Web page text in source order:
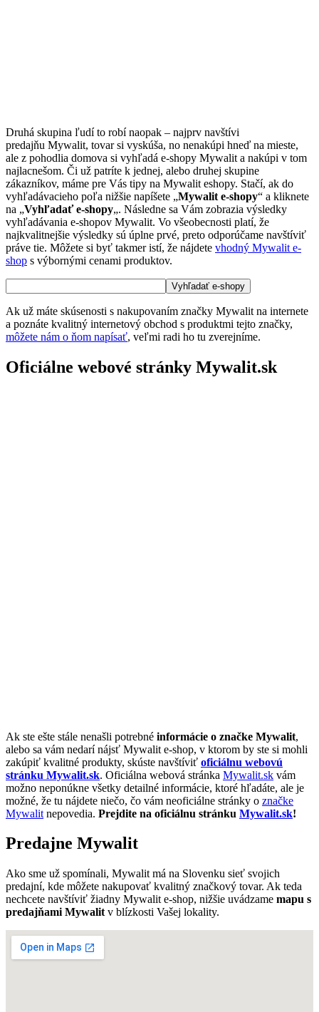
Druhá skupina ľudí to robí naopak – najprv navštívi
predajňu Mywalit, tovar si vyskúša, no nenakúpi hneď na mieste,
ale z pohodlia domova si vyhľadá e-shopy Mywalit a nakúpi v tom
najlacnešom. Či už patríte k jednej, alebo druhej skupine
zákazníkov, máme pre Vás tipy na Mywalit eshopy. Stačí, ak do
vyhľadávacieho poľa nižšie napíšete „Mywalit e-shopy“ a kliknete
na „Vyhľadať e-shopy„. Následne sa Vám zobrazia výsledky
vyhľadávania e-shopov Mywalit. Vo všeobecnosti platí, že
najkvalitnejšie výsledky sú úplne prvé, preto odporúčame navštíviť
práve tie. Môžete si byť takmer istí, že nájdete vhodný Mywalit e-
shop s výbornými cenami produktov.
Ak už máte skúsenosti s nakupovaním značky Mywalit na internete
a poznáte kvalitný internetový obchod s produktmi tejto značky,
môžete nám o ňom napísať, veľmi radi ho tu zverejníme.
Oficiálne webové stránky Mywalit.sk
Ak ste ešte stále nenašli potrebné informácie o značke Mywalit,
alebo sa vám nedarí nájsť Mywalit e-shop, v ktorom by ste si mohli
zakúpiť kvalitné produkty, skúste navštíviť oficiálnu webovú
stránku Mywalit.sk. Oficiálna webová stránka Mywalit.sk vám
možno neponúkne všetky detailné informácie, ktoré hľadáte, ale je
možné, že tu nájdete niečo, čo vám neoficiálne stránky o značke
Mywalit nepovedia. Prejdite na oficiálnu stránku Mywalit.sk!
Predajne Mywalit
Ako sme už spomínali, Mywalit má na Slovenku sieť svojich
predajní, kde môžete nakupovať kvalitný značkový tovar. Ak teda
nechcete navštíviť žiadny Mywalit e-shop, nižšie uvádzame mapu s
predajňami Mywalit v blízkosti Vašej lokality.